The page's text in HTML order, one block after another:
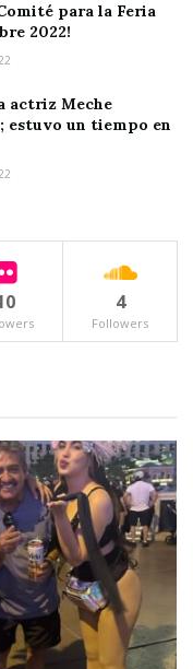
para la Feria
2022!
actriz Meche
estuvo un tiempo en
4
Followers